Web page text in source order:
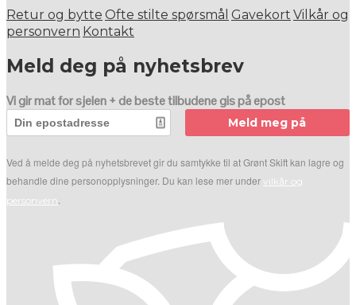
Retur og bytte Ofte stilte spørsmål Gavekort Vilkår og
personvern Kontakt
Meld deg på nyhetsbrev
Vi gir mat for sjelen + de beste tilbudene gis på epost
Meld meg på
Ved å melde deg på nyhetsbrevet gir du samtykke til at Grønt Skift kan lagre og
behandle dine personopplysninger. Du kan lese mer under vilkår og
personvern.